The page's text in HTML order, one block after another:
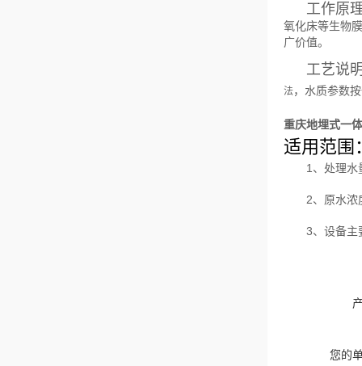
工作原
氧化床等生物
广价值。
工艺说
法，水质参数
重庆地埋式一
适用范围
1、处理
2、原水
3、设备主
您的